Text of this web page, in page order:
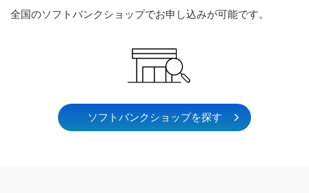
全国のソフトバンクショップでお申し込みが可能です。
ソフトバンクショップを探す